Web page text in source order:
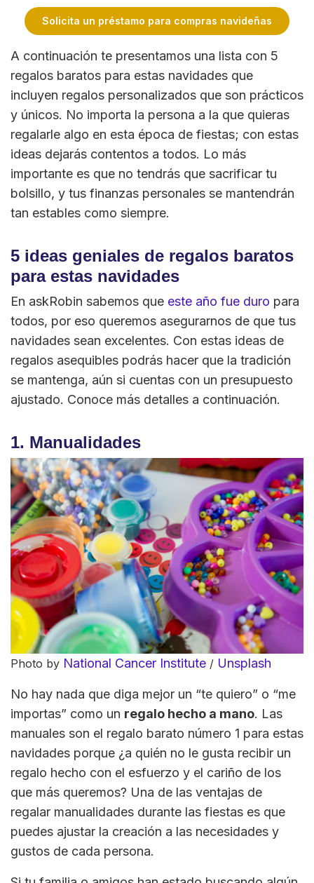
Solicita un préstamo para compras navideñas
A continuación te presentamos una lista con 5
regalos baratos para estas navidades que
incluyen regalos personalizados que son prácticos
y únicos. No importa la persona a la que quieras
regalarle algo en esta época de fiestas; con estas
ideas dejarás contentos a todos. Lo más
importante es que no tendrás que sacrificar tu
bolsillo, y tus finanzas personales se mantendrán
tan estables como siempre.
5 ideas geniales de regalos baratos
para estas navidades
En askRobin sabemos que este año fue duro para
todos, por eso queremos asegurarnos de que tus
navidades sean excelentes. Con estas ideas de
regalos asequibles podrás hacer que la tradición
se mantenga, aún si cuentas con un presupuesto
ajustado. Conoce más detalles a continuación.
1. Manualidades
Photo by National Cancer Institute / Unsplash
No hay nada que diga mejor un “te quiero” o “me
importas” como un regalo hecho a mano. Las
manuales son el regalo barato número 1 para estas
navidades porque ¿a quién no le gusta recibir un
regalo hecho con el esfuerzo y el cariño de los
que más queremos? Una de las ventajas de
regalar manualidades durante las fiestas es que
puedes ajustar la creación a las necesidades y
gustos de cada persona.